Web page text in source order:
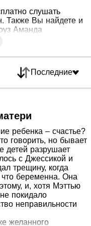
слушать
Также Вы найдете и
Аманда
Последние
ребенка – счастье?
говорить, но бывает
детей разрушает
с Джессикой и
трещину, когда
беременна. Она
и, хотя Мэттью
покидало
неправильности
желанного